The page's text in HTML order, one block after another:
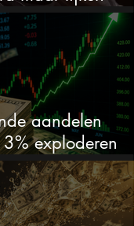
aandelen
exploderen